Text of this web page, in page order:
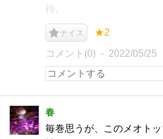
待。
ナイス ★2
コメント(0) 2022/05/25
春
毎巻思うが、このメオト